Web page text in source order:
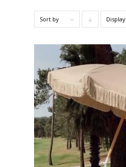
Sort by Click
products
descending
Display